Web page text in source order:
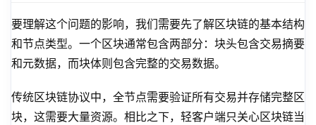
要理解这个问题的影响，我们需要先了解区块链的基本结构
和节点类型。一个区块通常包含两部分：块头包含交易摘要
和元数据，而块体则包含完整的交易数据。
传统区块链协议中，全节点需要验证所有交易并存储完整区
块，这需要大量资源。相比之下，轻客户端只关心区块链当